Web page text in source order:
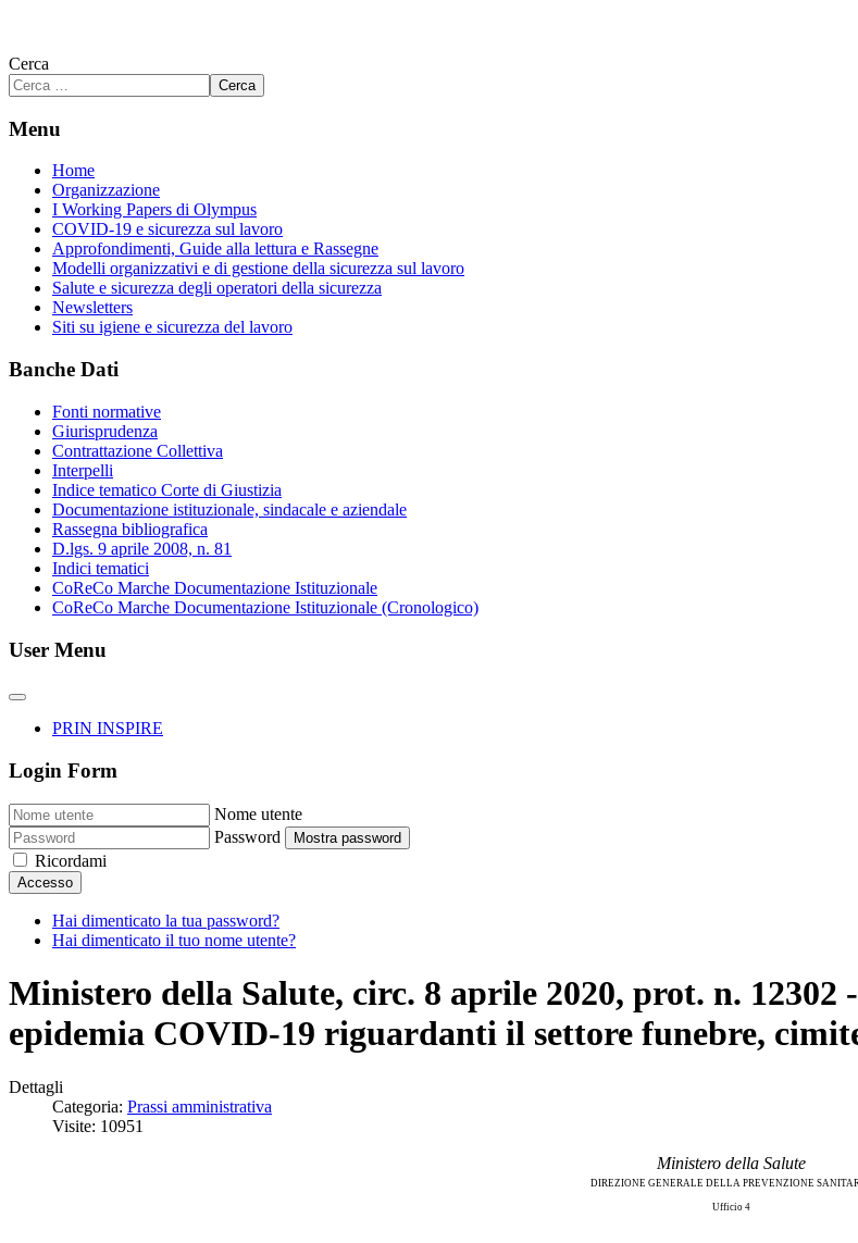
Cerca
Cerca
Menu
Home
Organizzazione
I Working Papers di Olympus
COVID-19 e sicurezza sul lavoro
Approfondimenti, Guide alla lettura e Rassegne
Modelli organizzativi e di gestione della sicurezza sul lavoro
Salute e sicurezza degli operatori della sicurezza
Newsletters
Siti su igiene e sicurezza del lavoro
Banche Dati
Fonti normative
Giurisprudenza
Contrattazione Collettiva
Interpelli
Indice tematico Corte di Giustizia
Documentazione istituzionale, sindacale e aziendale
Rassegna bibliografica
D.lgs. 9 aprile 2008, n. 81
Indici tematici
CoReCo Marche Documentazione Istituzionale
CoReCo Marche Documentazione Istituzionale (Cronologico)
User Menu
PRIN INSPIRE
Login Form
Nome utente
Password
Mostra password
Ricordami
Accesso
Hai dimenticato la tua password?
Hai dimenticato il tuo nome utente?
Ministero della Salute, circ. 8 aprile 2020, prot. n. 12302
epidemia COVID-19 riguardanti il settore funebre,
Dettagli
Categoria: Prassi amministrativa
Visite: 10951
Ministero della Salute
DIREZIONE GENERALE DELLA PREVENZIONE
Ufficio 4